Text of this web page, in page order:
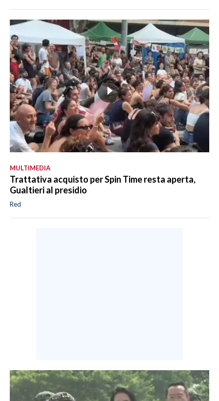
MULTIMEDIA
Trattativa acquisto per Spin Time resta aperta,
Gualtieri al presidio
Red